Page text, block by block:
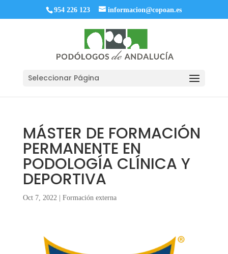
954 226 123 informacion@copoan.es
Seleccionar Página
MÁSTER DE FORMACIÓN
PERMANENTE EN
PODOLOGÍA CLÍNICA Y
DEPORTIVA
Oct 7, 2022| Formación externa